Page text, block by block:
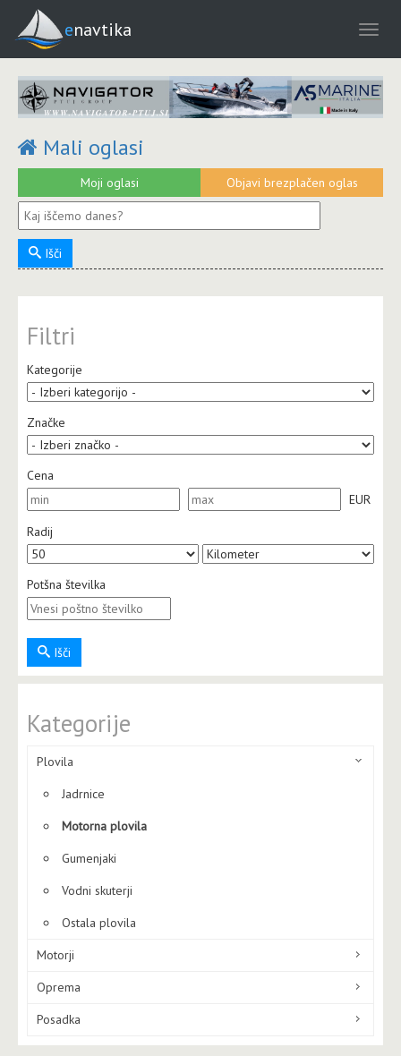
enavtika
Mali oglasi
Objavi brezplačen oglas
Moji oglasi
Išči
Filtri
Kategorije
Značke
Cena
EUR
Radij
Potšna številka
Išči
Kategorije
Plovila
Jadrnice
Motorna plovila
Gumenjaki
Vodni skuterji
Ostala plovila
Motorji
Oprema
Posadka